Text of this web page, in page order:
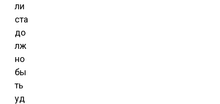
ли
ста
до
лж
но
бы
ть
уд